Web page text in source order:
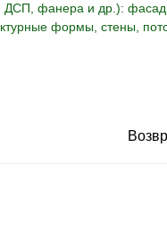
ДСП, фанера и др.):
формы, стены,